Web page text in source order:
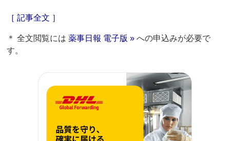
［ 記事全文 ］
＊ 全文閲覧には薬事日報 電子版 » への申込みが必要で
す。